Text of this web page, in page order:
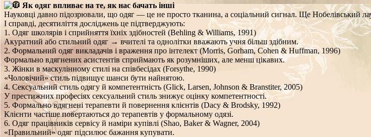
Як одяг впливає на те, як нас бачать інші
Науковці давно підозрювали, що одяг — це не просто тканина, а соціальний сигнал. Ще Нобелівський
І справді, десятиліття досліджень це підтверджують:
1. Одяг школярів і сприйняття їхніх здібностей (Behling & Williams, 1991)
Акуратний або стильний одяг → вчителі та однолітки вважають учня більш здібним.
2. Формальний одяг викладачів і враження про інтелект (Morris, Gorham, Cohen & Huffman, 1996)
Формально вдягнених асистентів сприймають як розумніших, але менш цікавих.
3. Жінки в маскулінному стилі на співбесідах (Forsythe, 1990)
«Чоловічий» стиль підвищує шанси бути найнятою.
4. Сексуальний стиль одягу й компетентність (Glick, Larsen, Johnson & Branstiter, 2005)
У престижних професіях сексуальний стиль знижує оцінку компетентності.
5. Формально вдягнені терапевти й повернення клієнтів (Dacy & Brodsky, 1992)
Клієнти частіше повертаються до терапевтів у формальному одязі.
6. Одяг працівників сервісу й наміри купівлі (Shao, Baker & Wagner, 2004)
«Правильний» одяг підсилює бажання купувати.